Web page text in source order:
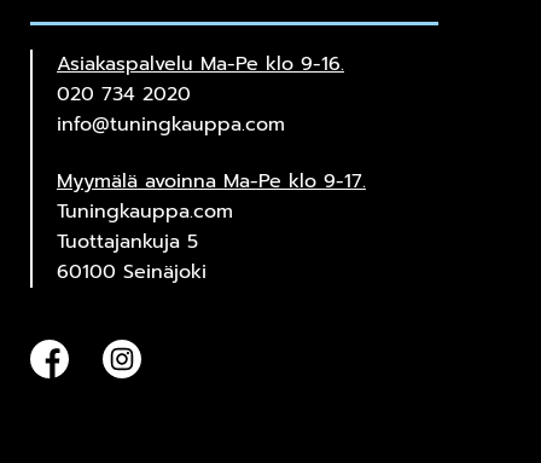
Asiakaspalvelu Ma-Pe klo 9-16.
020 734 2020
info@tuningkauppa.com
Myymälä avoinna Ma-Pe klo 9-17.
Tuningkauppa.com
Tuottajankuja 5
60100 Seinäjoki